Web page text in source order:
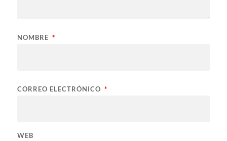
NOMBRE *
CORREO ELECTRÓNICO *
WEB